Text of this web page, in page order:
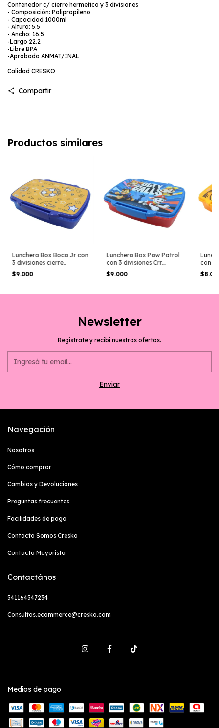
Contenedor c/ cierre hermetico y 3 divisiones
- Composición: Polipropileno
- Capacidad 1000ml
- Altura: 5.5
- Ancho: 16.5
-Largo 22.2
-Libre BPA
-Aprobado ANMAT/INAL
Calidad CRESKO
Compartir
Productos similares
Lunchera Box Boca Jr con
3 divisiones cierre
Hermetico 1000ml.
$9.000
Lunchera Box Paw Patrol
con 3 divisiones Crr.
Hermetico 1000ml
$9.000
con 3
Newsletter
Registrate y recibí nuestras ofertas.
Navegación
Nosotros
Cómo comprar
Cambios y Devoluciones
Preguntas frecuentes
Facilidades de pago
Contacto Somos Cresko
Contacto Mayorista
Contactános
541164547234
Consultas.ecommerce@cresko.com
Medios de pago